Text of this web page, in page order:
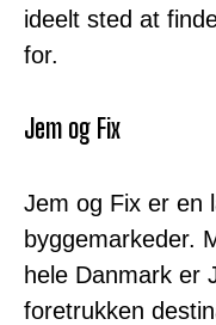
ideelt sted at
for.
Jem og Fix
Jem og Fix er
byggemarkeder.
hele Danmark er
foretrukken